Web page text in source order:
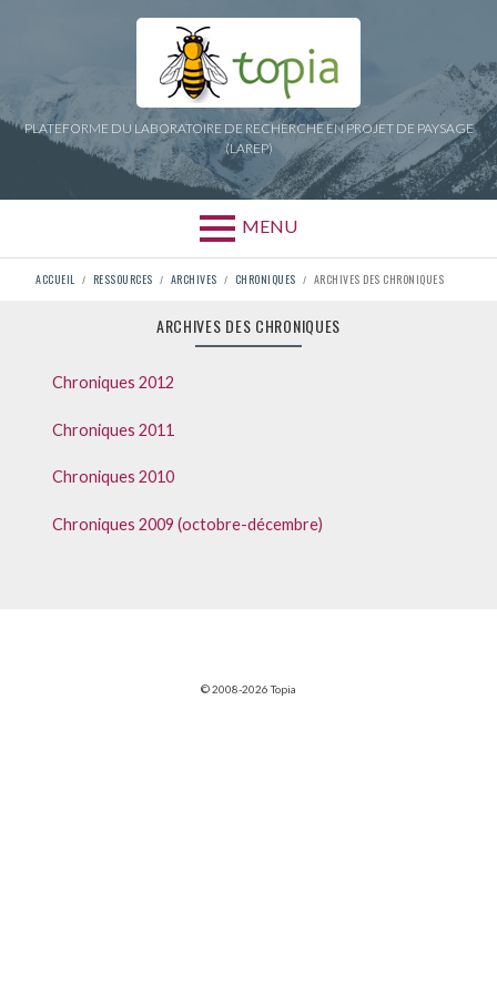
PLATEFORME DU LABORATOIRE DE RECHERCHE EN PROJET DE PAYSAGE
(LAREP)
MENU
FIL
D'ARIANE
ACCUEIL RESSOURCES ARCHIVES CHRONIQUES ARCHIVES DES CHRONIQUES
ARCHIVES DES CHRONIQUES
Chroniques 2012
Chroniques 2011
Chroniques 2010
Chroniques 2009 (octobre-décembre)
© 2008-2026 Topia